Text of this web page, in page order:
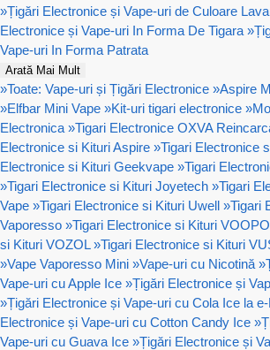
»Țigări Electronice și Vape-uri de Culoare
Electronice și Vape-uri In Forma De Tigara »
Vape-uri In Forma Patrata
Arată Mai Mult
»Toate: Vape-uri și Țigări Electronice »Aspire
»Elfbar Mini Vape »Kit-uri tigari electronice »
Electronica »Tigari Electronice OXVA
Electronice si Kituri Aspire »Tigari Electronice
Electronice si Kituri Geekvape »Tigari
»Tigari Electronice si Kituri Joyetech »Tigari
Vape »Tigari Electronice si Kituri Uwell »Tigari
Vaporesso »Tigari Electronice si Kituri
si Kituri VOZOL »Tigari Electronice si Kituri
»Vape Vaporesso Mini »Vape-uri cu Nicotină »
Vape-uri cu Apple Ice »Țigări Electronice și
»Țigări Electronice și Vape-uri cu Cola Ice la
Electronice și Vape-uri cu Cotton Candy Ice »
Vape-uri cu Guava Ice »Țigări Electronice și